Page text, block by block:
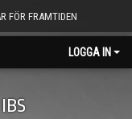
FÖR FRAMTIDEN
LOGGA IN